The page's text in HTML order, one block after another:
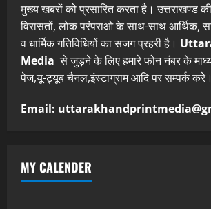
मुख्य खबरों को प्रसारित करता है। उत्तराखण्ड
विरासतों, लोक परंपराओ के साथ-साथ आर्थिक,
व धार्मिक गतिविधियों का सजग प्रहरी है।
Media से जुड़ने के लिए हमारे फोन नंबर के
पेज,यू-ट्यूब चैनल,इंस्टाग्राम आदि पर सम्पर्क करे।
Email:
MY CALENDER